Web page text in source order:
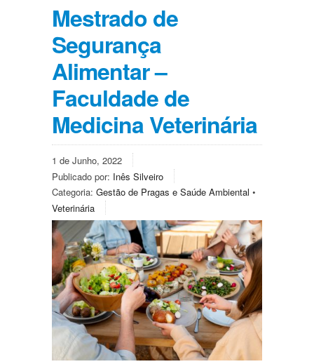
Mestrado de
Segurança
Alimentar –
Faculdade de
Medicina Veterinária
1 de Junho, 2022
Publicado por: Inês Silveiro
Categoria: Gestão de Pragas e Saúde Ambiental •
Veterinária